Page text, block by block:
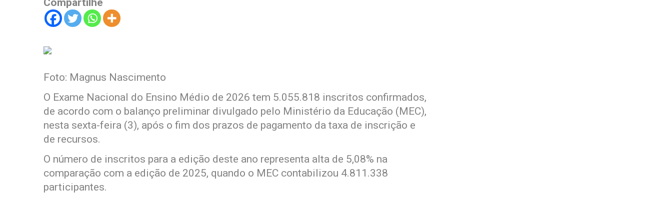
Compartilhe
Foto: Magnus Nascimento
O Exame Nacional do Ensino Médio de 2026 tem 5.055.818 inscritos confirmados,
de acordo com o balanço preliminar divulgado pelo Ministério da Educação (MEC),
nesta sexta-feira (3), após o fim dos prazos de pagamento da taxa de inscrição e
de recursos.
O número de inscritos para a edição deste ano representa alta de 5,08% na
comparação com a edição de 2025, quando o MEC contabilizou 4.811.338
participantes.